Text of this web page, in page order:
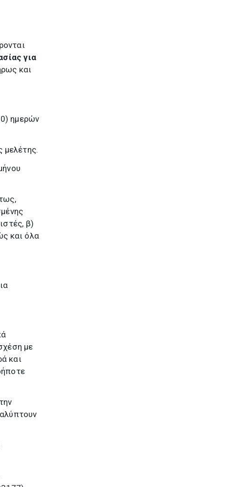
για
και
ημερών
μελέτης.
β)
και όλα
με
και